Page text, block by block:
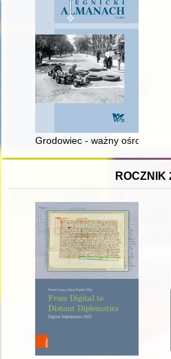
Grodowiec - ważny ośrodek
ROCZNIK